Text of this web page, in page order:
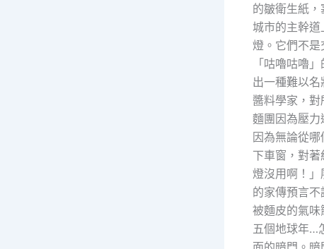
的皺衛生紙
城市的主幹
燈。它們不
「咕嚕咕嚕
出一種難以
醬料學家，
麵團因為壓力
因為無論從
下車窗，對
燈沒用啊！
的家傳預言
被麵皮的氣
五個地球年…